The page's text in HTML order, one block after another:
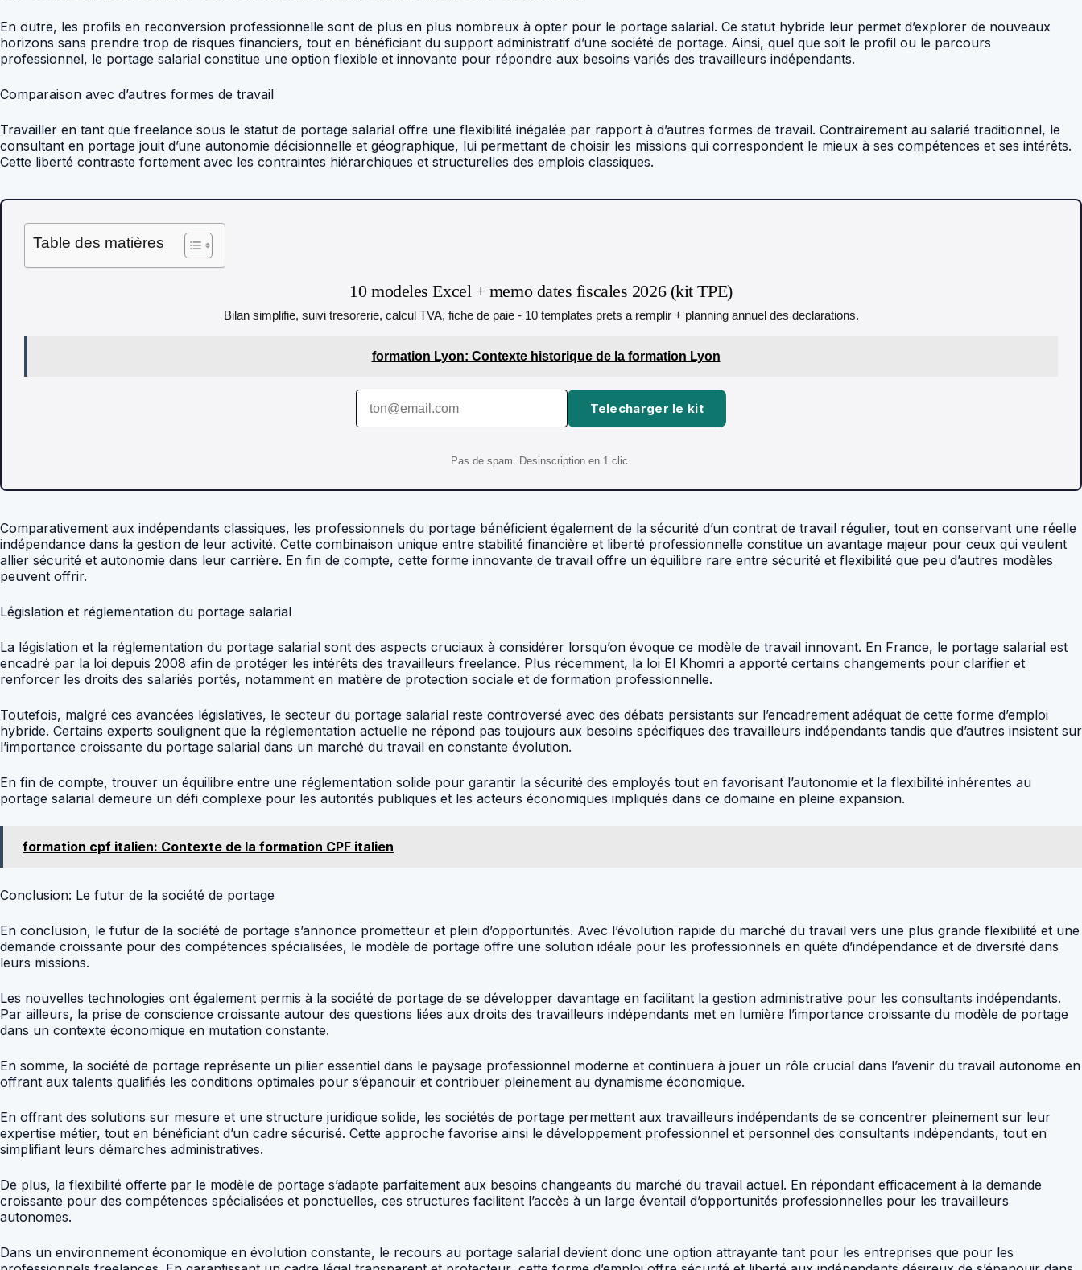
En outre, les profils en reconversion professionnelle sont de plus en plus nombreux à opter pour le portage salarial. Ce statut hybride leur permet d’explorer de nouveaux
horizons sans prendre trop de risques financiers, tout en bénéficiant du support administratif d’une société de portage. Ainsi, quel que soit le profil ou le parcours
professionnel, le portage salarial constitue une option flexible et innovante pour répondre aux besoins variés des travailleurs indépendants.
Comparaison avec d’autres formes de travail
Travailler en tant que freelance sous le statut de portage salarial offre une flexibilité inégalée par rapport à d’autres formes de travail. Contrairement au salarié traditionnel, le
consultant en portage jouit d’une autonomie décisionnelle et géographique, lui permettant de choisir les missions qui correspondent le mieux à ses compétences et ses intérêts.
Cette liberté contraste fortement avec les contraintes hiérarchiques et structurelles des emplois classiques.
Table des matières
10 modeles Excel + memo dates fiscales 2026 (kit TPE)
Bilan simplifie, suivi tresorerie, calcul TVA, fiche de paie - 10 templates prets a remplir + planning annuel des declarations.
formation Lyon: Contexte historique de la formation Lyon
Telecharger le kit
Pas de spam. Desinscription en 1 clic.
Comparativement aux indépendants classiques, les professionnels du portage bénéficient également de la sécurité d’un contrat de travail régulier, tout en conservant une réelle
indépendance dans la gestion de leur activité. Cette combinaison unique entre stabilité financière et liberté professionnelle constitue un avantage majeur pour ceux qui veulent
allier sécurité et autonomie dans leur carrière. En fin de compte, cette forme innovante de travail offre un équilibre rare entre sécurité et flexibilité que peu d’autres modèles
peuvent offrir.
Législation et réglementation du portage salarial
La législation et la réglementation du portage salarial sont des aspects cruciaux à considérer lorsqu’on évoque ce modèle de travail innovant. En France, le portage salarial est
encadré par la loi depuis 2008 afin de protéger les intérêts des travailleurs freelance. Plus récemment, la loi El Khomri a apporté certains changements pour clarifier et
renforcer les droits des salariés portés, notamment en matière de protection sociale et de formation professionnelle.
Toutefois, malgré ces avancées législatives, le secteur du portage salarial reste controversé avec des débats persistants sur l’encadrement adéquat de cette forme d’emploi
hybride. Certains experts soulignent que la réglementation actuelle ne répond pas toujours aux besoins spécifiques des travailleurs indépendants tandis que d’autres insistent sur
l’importance croissante du portage salarial dans un marché du travail en constante évolution.
En fin de compte, trouver un équilibre entre une réglementation solide pour garantir la sécurité des employés tout en favorisant l’autonomie et la flexibilité inhérentes au
portage salarial demeure un défi complexe pour les autorités publiques et les acteurs économiques impliqués dans ce domaine en pleine expansion.
formation cpf italien: Contexte de la formation CPF italien
Conclusion: Le futur de la société de portage
En conclusion, le futur de la société de portage s’annonce prometteur et plein d’opportunités. Avec l’évolution rapide du marché du travail vers une plus grande flexibilité et une
demande croissante pour des compétences spécialisées, le modèle de portage offre une solution idéale pour les professionnels en quête d’indépendance et de diversité dans
leurs missions.
Les nouvelles technologies ont également permis à la société de portage de se développer davantage en facilitant la gestion administrative pour les consultants indépendants.
Par ailleurs, la prise de conscience croissante autour des questions liées aux droits des travailleurs indépendants met en lumière l’importance croissante du modèle de portage
dans un contexte économique en mutation constante.
En somme, la société de portage représente un pilier essentiel dans le paysage professionnel moderne et continuera à jouer un rôle crucial dans l’avenir du travail autonome en
offrant aux talents qualifiés les conditions optimales pour s’épanouir et contribuer pleinement au dynamisme économique.
En offrant des solutions sur mesure et une structure juridique solide, les sociétés de portage permettent aux travailleurs indépendants de se concentrer pleinement sur leur
expertise métier, tout en bénéficiant d’un cadre sécurisé. Cette approche favorise ainsi le développement professionnel et personnel des consultants indépendants, tout en
simplifiant leurs démarches administratives.
De plus, la flexibilité offerte par le modèle de portage s’adapte parfaitement aux besoins changeants du marché du travail actuel. En répondant efficacement à la demande
croissante pour des compétences spécialisées et ponctuelles, ces structures facilitent l’accès à un large éventail d’opportunités professionnelles pour les travailleurs
autonomes.
Dans un environnement économique en évolution constante, le recours au portage salarial devient donc une option attrayante tant pour les entreprises que pour les